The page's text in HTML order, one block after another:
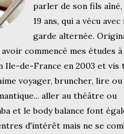
parler de son fils aîné,
19 ans, qui a vécu
garde alternée.
commencé mes études à
Ile-de-France en 2003 et vis
voyager, bruncher, lire
aller au théâtre ou
et le body balance font
d'intérêt mais ne se